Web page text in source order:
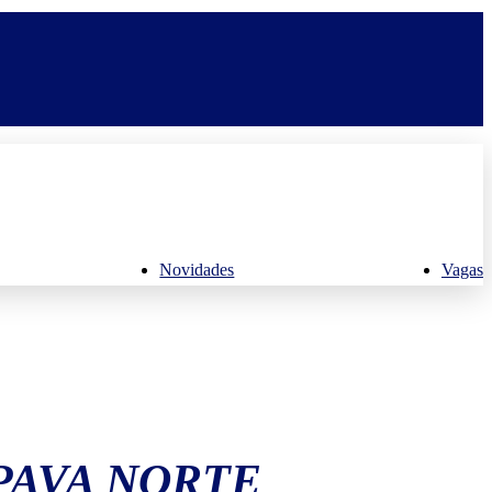
Novidades Vagas
NORTE